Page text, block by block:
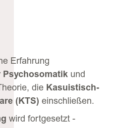
Erfahrung
Psychosomatikund
die Kasuistisch-
(KTS) einschließen.
wird fortgesetzt -